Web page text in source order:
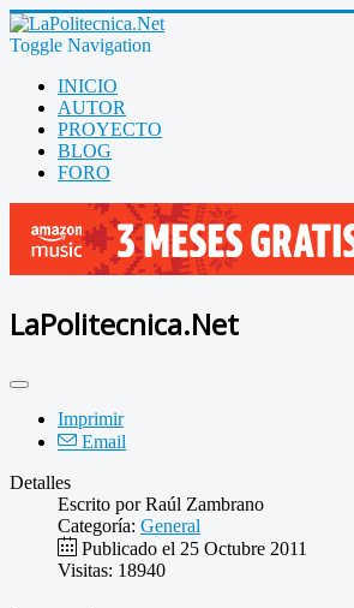
Toggle Navigation
INICIO
AUTOR
PROYECTO
BLOG
FORO
LaPolitecnica.Net
Imprimir
Email
Detalles
Escrito porRaúl Zambrano
Categoría: General
Publicado el 25 Octubre 2011
Visitas: 18940